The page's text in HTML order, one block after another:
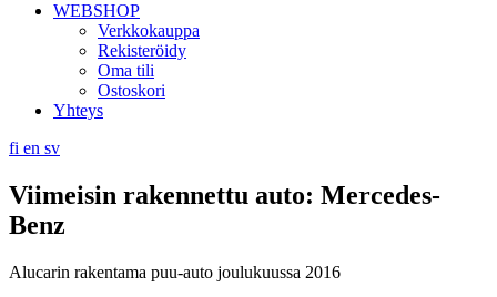
WEBSHOP
Verkkokauppa
Rekisteröidy
Oma tili
Ostoskori
Yhteys
fi en sv
Viimeisin rakennettu auto: Mercedes-
Benz
Alucarin rakentama puu-auto joulukuussa 2016